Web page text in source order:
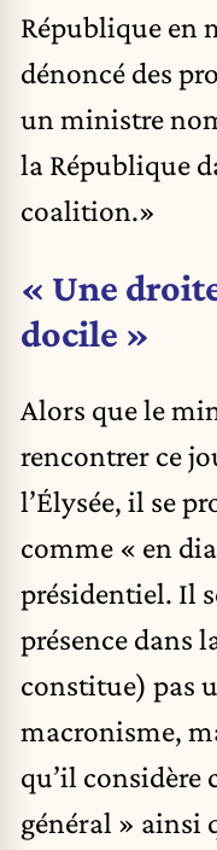
République en
dénoncé des
un ministre
la République
coalition.»
« Une
docile »
Alors que le
rencontrer ce
l’Élysée, il se
comme « en
présidentiel. Il
présence dans
constitue) pas
macronisme,
qu’il considère
général » ainsi